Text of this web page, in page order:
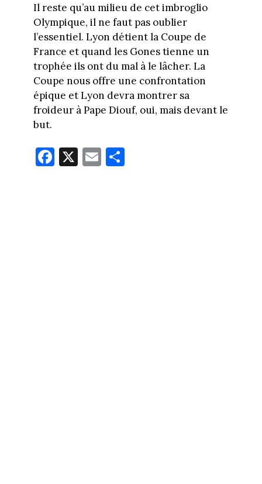
Il reste qu’au milieu de cet imbroglio
Olympique, il ne faut pas oublier
l’essentiel. Lyon détient la Coupe de
France et quand les Gones tienne un
trophée ils ont du mal à le lâcher. La
Coupe nous offre une confrontation
épique et Lyon devra montrer sa
froideur à Pape Diouf, oui, mais devant le
but.
Fa
ce
X E
m
Pa
rt